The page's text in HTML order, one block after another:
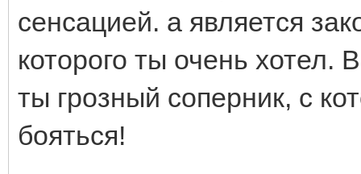
сенсацией. а является
которого ты очень хотел.
ты грозный соперник, с
бояться!